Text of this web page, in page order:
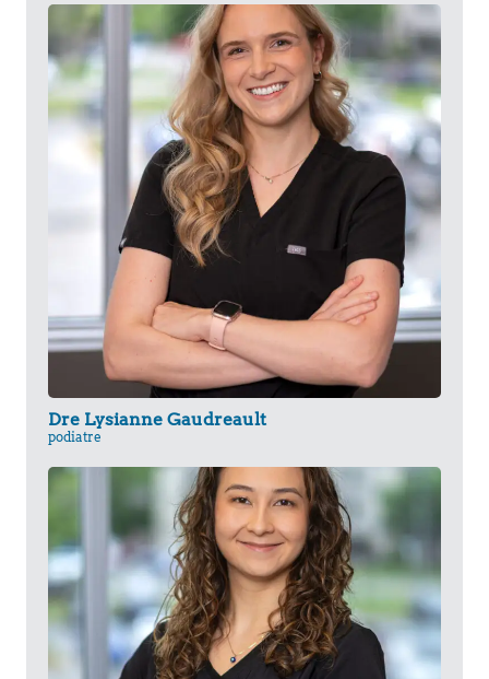
Dre Lysianne Gaudreault
podiatre